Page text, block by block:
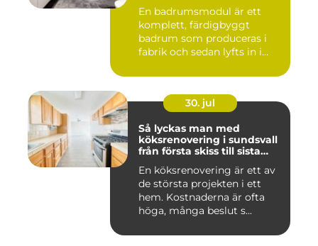
En badrumsmodul är ett
komplett, färdigbyggt
badrum som produceras i
fabrik och sedan lyfts in i
30. jul
Så lyckas man med
köksrenovering i sundsvall
från första skiss till sista
En köksrenovering är ett av
de största projekten i ett
hem. Kostnaderna är ofta
höga, många beslut s...